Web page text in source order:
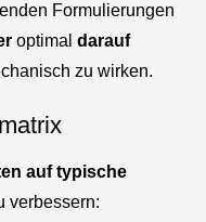
Formulierungen
optimal darauf
zu wirken.
auf typische
verbessern: